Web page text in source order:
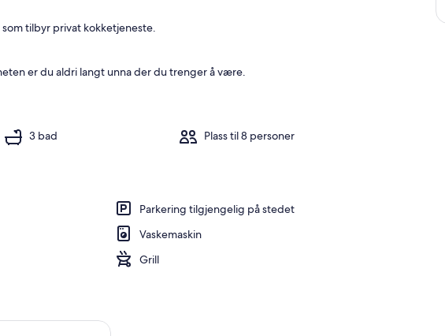
e
e
l
tilbyr privat kokketjeneste.
er du aldri langt unna der du trenger å være.
3 bad Plass til 8 personer
Parkering tilgjengelig på stedet
Vaskemaskin
Grill